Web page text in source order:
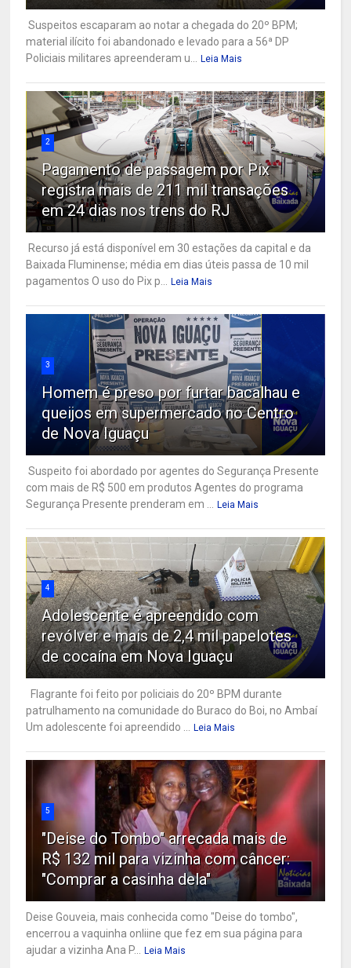
Suspeitos escaparam ao notar a chegada do 20º BPM;
material ilícito foi abandonado e levado para a 56ª DP
Policiais militares apreenderam u... Leia Mais
2
Pagamento de passagem por Pix
registra mais de 211 mil transações
em 24 dias nos trens do RJ
Recurso já está disponível em 30 estações da capital e da
Baixada Fluminense; média em dias úteis passa de 10 mil
pagamentos O uso do Pix p... Leia Mais
3
Homem é preso por furtar bacalhau e
queijos em supermercado no Centro
de Nova Iguaçu
Suspeito foi abordado por agentes do Segurança Presente
com mais de R$ 500 em produtos Agentes do programa
Segurança Presente prenderam em ... Leia Mais
4
Adolescente é apreendido com
revólver e mais de 2,4 mil papelotes
de cocaína em Nova Iguaçu
Flagrante foi feito por policiais do 20º BPM durante
patrulhamento na comunidade do Buraco do Boi, no Ambaí
Um adolescente foi apreendido ... Leia Mais
5
"Deise do Tombo" arrecada mais de
R$ 132 mil para vizinha com câncer:
"Comprar a casinha dela"
Deise Gouveia, mais conhecida como "Deise do tombo",
encerrou a vaquinha onliine que fez em sua página para
ajudar a vizinha Ana P... Leia Mais